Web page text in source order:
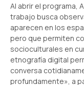
Al abrir el programa,
trabajo busca
aparecen en los
pero que permiten
socioculturales en
etnografía digital
conversa
profundamente», a